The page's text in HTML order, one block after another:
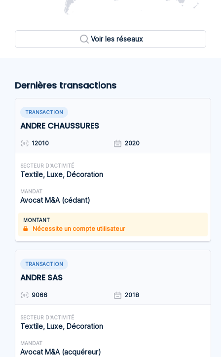
Voir les réseaux
Dernières transactions
TRANSACTION
ANDRE CHAUSSURES
12010 2020
SECTEUR D'ACTIVITÉ
Textile, Luxe, Décoration
MANDAT
Avocat M&A (cédant)
MONTANT
Nécessite un compte utilisateur
TRANSACTION
ANDRE SAS
9066 2018
SECTEUR D'ACTIVITÉ
Textile, Luxe, Décoration
MANDAT
Avocat M&A (acquéreur)